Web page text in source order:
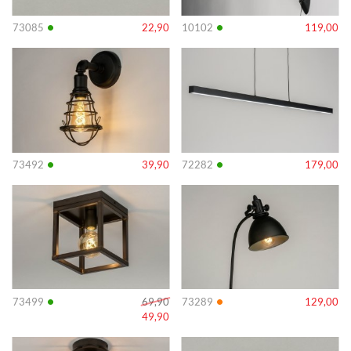
73085 • 22,90 10102 • 119,00
73492 • 39,90
Info
72282 • 179,00
Info
73499 •
69,90
49,90
Info
73289 • 129,00
Info
Info Info